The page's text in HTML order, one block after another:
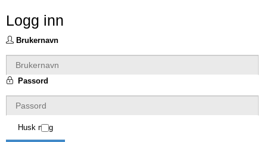
Logg inn
Brukernavn
Passord
Husk meg